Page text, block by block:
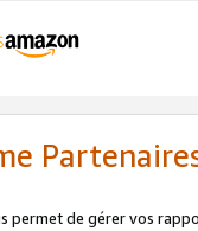
permet de gérer vos